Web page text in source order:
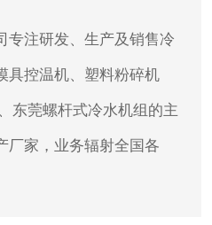
专注研发、生产及销售冷
具控温机、塑料粉碎机
东莞螺杆式冷水机组的主
厂家，业务辐射全国各